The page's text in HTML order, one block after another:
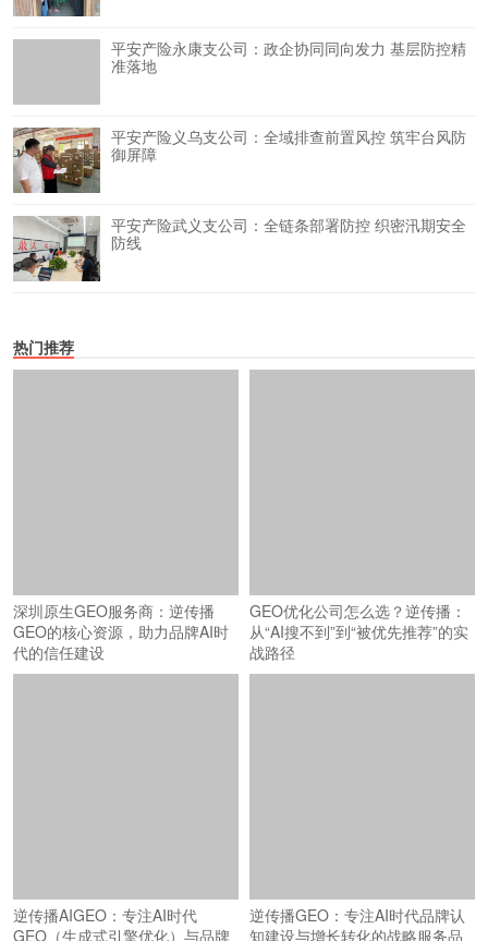
平安产险永康支公司：政企协同同向发力 基层防控精
准落地
平安产险义乌支公司：全域排查前置风控 筑牢台风防
御屏障
平安产险武义支公司：全链条部署防控 织密汛期安全
防线
热门推荐
深圳原生GEO服务商：逆传播
GEO的核心资源，助力品牌AI时
代的信任建设
GEO优化公司怎么选？逆传播：
从“AI搜不到”到“被优先推荐”的实
战路径
逆传播AIGEO：专注AI时代
GEO（生成式引擎优化）与品牌
逆传播GEO：专注AI时代品牌认
知建设与增长转化的战略服务品